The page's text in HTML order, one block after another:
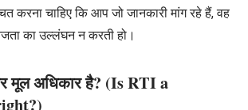
करना चाहिए कि आप जो जानकारी मांग रहे हैं, वह
का उल्लंघन न करती हो।
मूल अधिकार है? (Is RTI a